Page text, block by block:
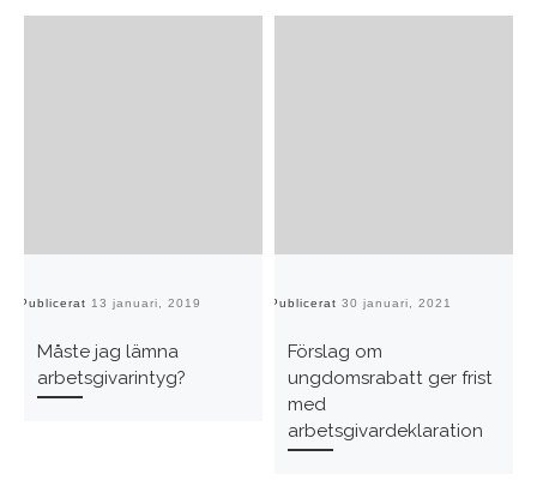
Publicerat 13 januari, 2019
Måste jag lämna
arbetsgivarintyg?
Publicerat 30 januari, 2021
Förslag om
ungdomsrabatt ger frist
med
arbetsgivardeklaration